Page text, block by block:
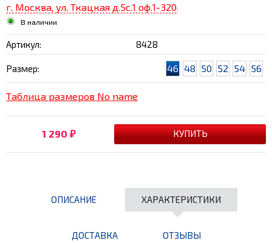
г. Москва, ул. Ткацкая д.5с.1 оф.1-320:
В наличии
Артикул: 8428
Размер: 46 48 50 52 54 56
Таблица размеров No name
1 290 ₽
ОПИСАНИЕ ХАРАКТЕРИСТИКИ
ДОСТАВКА ОТЗЫВЫ